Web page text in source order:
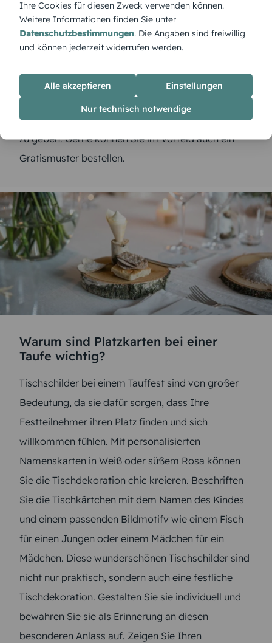
dieTischkarten zur Taufe selbst gestalten
nicht nur individuell werden lassen, sondern auch
wie ein roter Faden, der sich durch die Feier zieht.
Eine schöne Möglichkeit, Tischkarten zur Taufe zu
gestalten und so dem Ganzen das gewisse Etwas
zu geben. Gerne können Sie im Vorfeld auch ein
Gratismuster bestellen.
Warum sind Platzkarten bei einer
Taufe wichtig?
Tischschilder bei einem Tauffest sind von großer
Bedeutung, da sie dafür sorgen, dass Ihre
Festteilnehmer ihren Platz finden und sich
willkommen fühlen. Mit personalisierten
Namenskarten in Weiß oder süßem Rosa können
Sie die Tischdekoration chic kreieren. Beschriften
Sie die Tischkärtchen mit dem Namen des Kindes
und einem passenden Bildmotifv wie einem Fisch
für einen Jungen oder einem Mädchen für ein
Mädchen. Diese wunderschönen Tischschilder sind
nicht nur praktisch, sondern auch eine festliche
Tischdekoration. Gestalten Sie sie individuell und
bewahren Sie sie als Erinnerung an diesen
besonderen Anlass auf. Zeigen Sie Ihren
Ihre Cookies für diesen Zweck verwenden können.
Weitere Informationen finden Sie unter
Datenschutzbestimmungen. Die Angaben sind freiwillig
und können jederzeit widerrufen werden.
Alle akzeptieren Einstellungen
Nur technisch notwendige